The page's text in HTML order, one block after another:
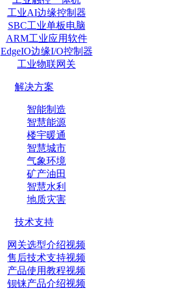
工业AI边缘控制器
SBC工业单板电脑
ARM工业应用软件
EdgeIO边缘I/O控制器
工业物联网关
解决方案
智能制造
智慧能源
楼宇暖通
智慧城市
气象环境
矿产油田
智慧水利
地质灾害
技术支持
网关选型介绍视频
售后技术支持视频
产品使用教程视频
钡铼产品介绍视频